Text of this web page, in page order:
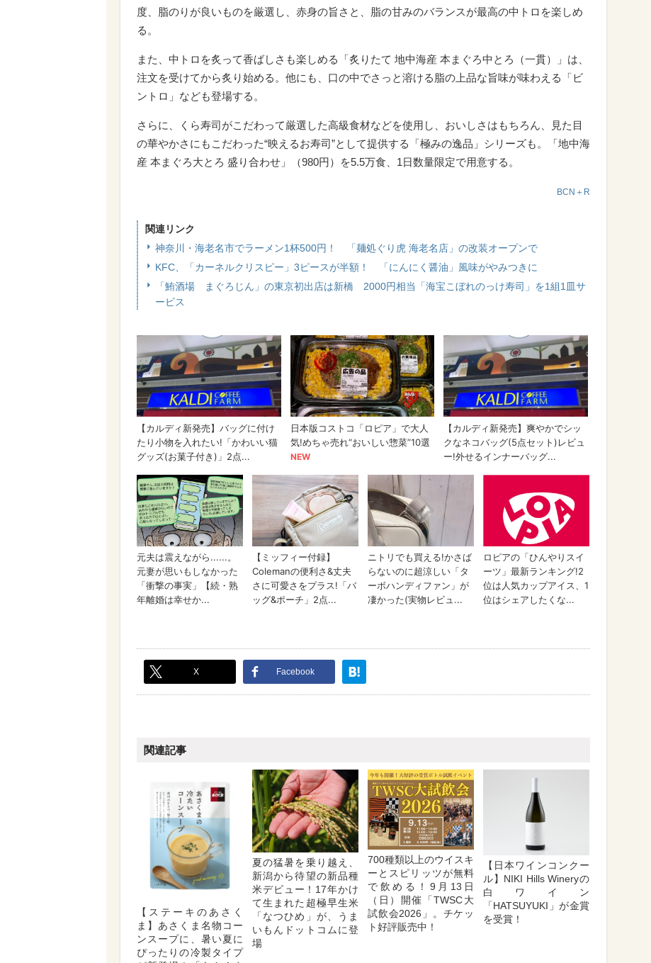
度、脂のりが良いものを厳選し、赤身の旨さと、脂の甘みのバランスが最高の中トロを楽しめ
る。
また、中トロを炙って香ばしさも楽しめる「炙りたて 地中海産 本まぐろ中とろ（一貫）」は、
注文を受けてから炙り始める。他にも、口の中でさっと溶ける脂の上品な旨味が味わえる「ビ
ントロ」なども登場する。
さらに、くら寿司がこだわって厳選した高級食材などを使用し、おいしさはもちろん、見た目
の華やかさにもこだわった“映えるお寿司”として提供する「極みの逸品」シリーズも。「地中海
産 本まぐろ大とろ 盛り合わせ」（980円）を5.5万食、1日数量限定で用意する。
BCN＋R
関連リンク
神奈川・海老名市でラーメン1杯500円！ 「麺処ぐり虎 海老名店」の改装オープンで
KFC、「カーネルクリスピー」3ピースが半額！ 「にんにく醤油」風味がやみつきに
「鮪酒場 まぐろじん」の東京初出店は新橋 2000円相当「海宝こぼれのっけ寿司」を1組1皿サ
ービス
X Facebook
関連記事
【ステーキのあさく
ま】あさくま名物コー
ンスープに、暑い夏に
ぴったりの冷製タイプ
夏の猛暑を乗り越え、
新潟から待望の新品種
米デビュー！17年かけ
て生まれた超極早生米
「なつひめ」が、うま
いもんドットコムに登
場
700種類以上のウイスキ
ーとスピリッツが無料
で飲める！9月13日
（日）開催「TWSC大
試飲会2026」。チケッ
ト好評販売中！
【日本ワインコンクー
ル】NIKI Hills Wineryの
白ワイン
「HATSUYUKI」が金賞
を受賞！